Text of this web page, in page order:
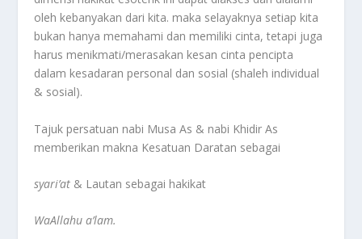
oleh kebanyakan dari kita. maka selayaknya setiap kita
bukan hanya memahami dan memiliki cinta, tetapi juga
harus menikmati/merasakan kesan cinta pencipta
dalam kesadaran personal dan sosial (shaleh individual
& sosial).
Tajuk persatuan nabi Musa As & nabi Khidir As
memberikan makna Kesatuan Daratan sebagai
syari’at & Lautan sebagai hakikat
WaAllahu a’lam.